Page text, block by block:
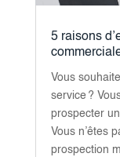
5 raisons
Vous
service ?
prospecter
Vous n’êtes
prospection